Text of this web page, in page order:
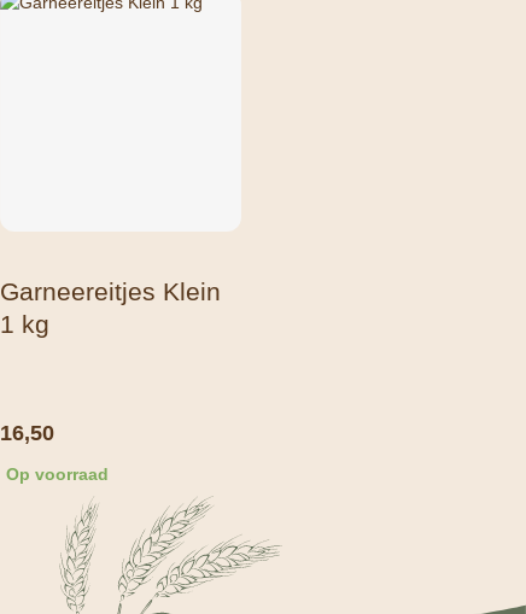
Garneereitjes Klein
1 kg
16,50
Op voorraad